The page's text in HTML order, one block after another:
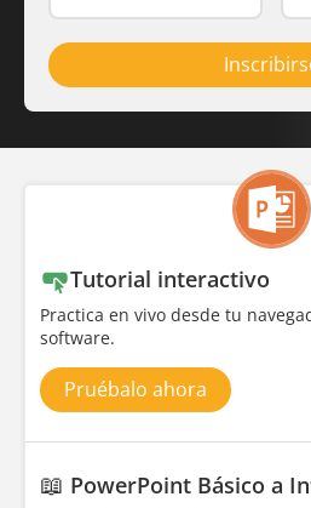
Tutorial interactivo
Practica en vivo desde tu
software.
Pruébalo ahora
📖 PowerPoint Básico a